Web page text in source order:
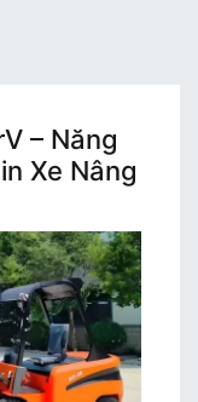
– Năng
Xe Nâng